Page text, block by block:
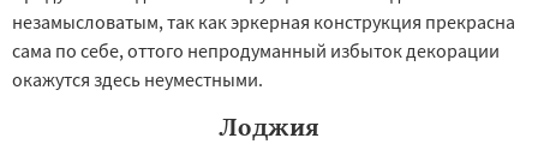
незамысловатым, так как эркерная конструкция прекрасна
сама по себе, оттого непродуманный избыток декорации
окажутся здесь неуместными.
Лоджия